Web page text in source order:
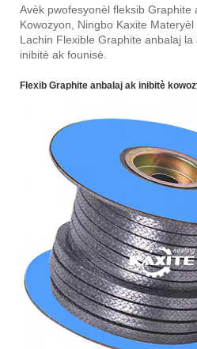
Avèk pwofesyonèl fleksib Graphite
Kowozyon, Ningbo Kaxite
Lachin Flexible Graphite anbalaj
inibitè ak founisè.
Flexib Graphite anbalaj ak inibitè